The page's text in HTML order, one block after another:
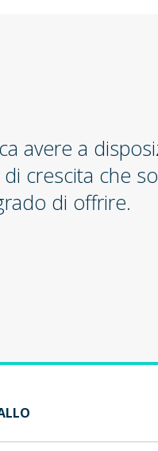
avere a
crescita che
di offrire.